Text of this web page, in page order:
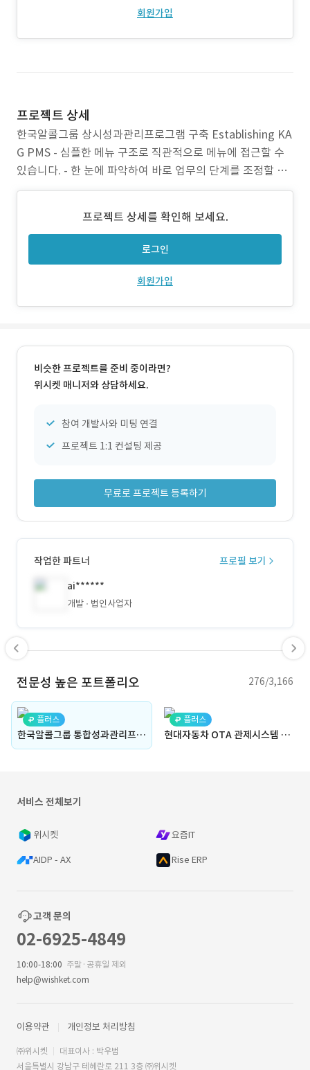
회원가입
프로젝트 상세
한국알콜그룹 상시성과관리프로그램 구축 Establishing KA
G PMS - 심플한 메뉴 구조로 직관적으로 메뉴에 접근할 수
있습니다. - 한 눈에 파악하여 바로 업무의 단계를 조정할 수
있어 높은 사용자 편의성을 제공합니다. - 간트차트로 간편하
래프와 텍스트로 보기 쉽게 표현하였습니다. - 양식에 맞게
프로젝트 상세를 확인해 보세요.
로그인
회원가입
비슷한 프로젝트를 준비 중이라면?
위시켓 매니저와 상담하세요.
참여 개발사와 미팅 연결
프로젝트 1:1 컨설팅 제공
무료로 프로젝트 등록하기
작업한 파트너
프로필 보기
ai******
개발 법인사업자
전문성 높은 포트폴리오 276/3,166
플러스
한국알콜그룹 통합성과관리프로그램 구축
플러스
현대자동차 OTA 관제시스템 프론트 리드
서비스 전체보기
위시켓 요즘IT
AIDP - AX Rise ERP
고객 문의
02-6925-4849
10:00-18:00 주말·공휴일 제외
help@wishket.com
이용약관 개인정보 처리방침
㈜위시켓
대표이사 : 박우범
서울특별시 강남구 테헤란로 211 3층 ㈜위시켓